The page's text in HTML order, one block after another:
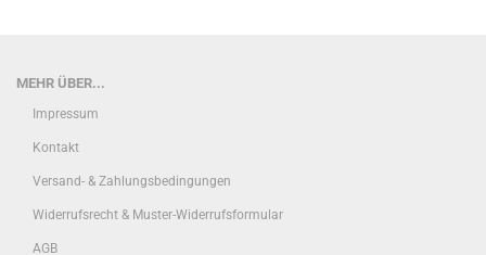
MEHR ÜBER...
Impressum
Kontakt
Versand- & Zahlungsbedingungen
Widerrufsrecht & Muster-Widerrufsformular
AGB